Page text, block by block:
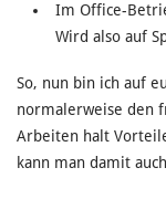
Im Office-
Wird also auf
So, nun bin ich auf
normalerweise den
Arbeiten halt
kann man damit